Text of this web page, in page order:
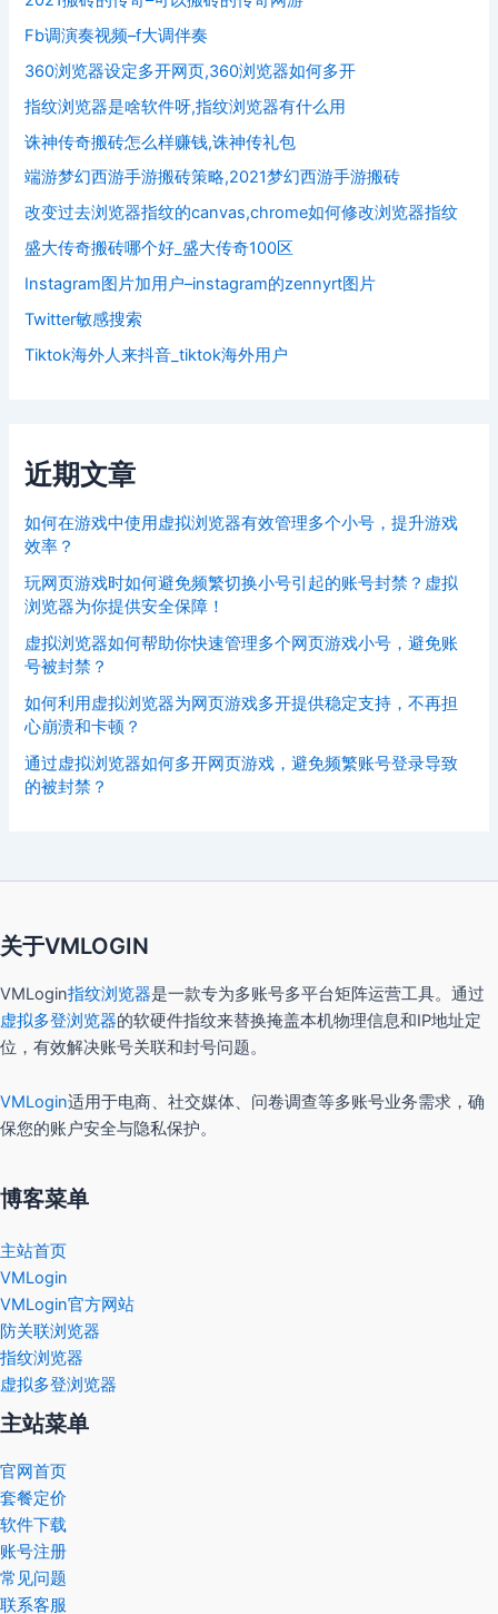
Fb调演奏视频–f大调伴奏
360浏览器设定多开网页,360浏览器如何多开
指纹浏览器是啥软件呀,指纹浏览器有什么用
诛神传奇搬砖怎么样赚钱,诛神传礼包
端游梦幻西游手游搬砖策略,2021梦幻西游手游搬砖
改变过去浏览器指纹的canvas,chrome如何修改浏览器指纹
盛大传奇搬砖哪个好_盛大传奇100区
Instagram图片加用户–instagram的zennyrt图片
Twitter敏感搜索
Tiktok海外人来抖音_tiktok海外用户
近期文章
如何在游戏中使用虚拟浏览器有效管理多个小号，提升游戏
效率？
玩网页游戏时如何避免频繁切换小号引起的账号封禁？虚拟
浏览器为你提供安全保障！
虚拟浏览器如何帮助你快速管理多个网页游戏小号，避免账
号被封禁？
如何利用虚拟浏览器为网页游戏多开提供稳定支持，不再担
心崩溃和卡顿？
通过虚拟浏览器如何多开网页游戏，避免频繁账号登录导致
的被封禁？
关于VMLOGIN
VMLogin指纹浏览器是一款专为多账号多平台矩阵运营工具。通过
虚拟多登浏览器的软硬件指纹来替换掩盖本机物理信息和IP地址定
位，有效解决账号关联和封号问题。
VMLogin适用于电商、社交媒体、问卷调查等多账号业务需求，确
保您的账户安全与隐私保护。
博客菜单
主站首页
VMLogin
VMLogin官方网站
防关联浏览器
指纹浏览器
虚拟多登浏览器
主站菜单
官网首页
套餐定价
软件下载
账号注册
常见问题
联系客服